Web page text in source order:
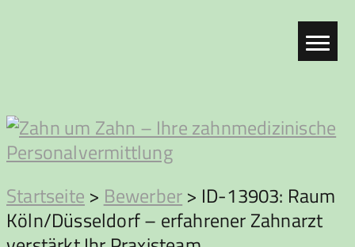
Zahn
Startseite > Bewerber> ID-13903: Raum
Köln/Düsseldorf – erfahrener Zahnarzt